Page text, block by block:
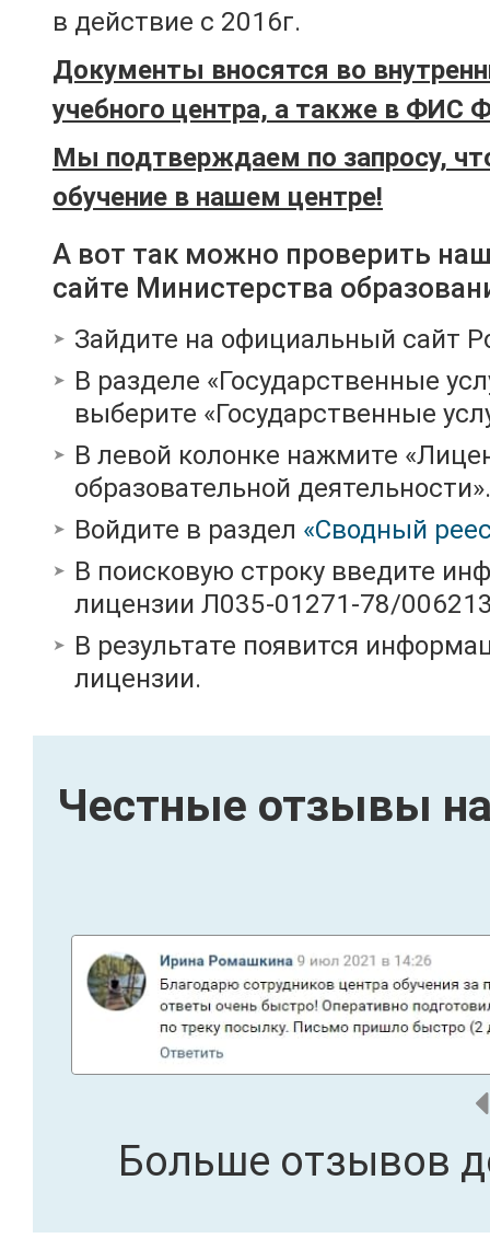
в действие с 2016г.
Документы вносятся во
учебного центра, а также в ФИС
Мы подтверждаем по запросу,
обучение в нашем центре!
А вот так можно проверить
сайте Министерства
Зайдите на официальный сайт
В разделе «Государственные
выберите «Государственные
В левой колонке нажмите
образовательной деятельности».
Войдите в раздел «Сводный
В поисковую строку введите
лицензии Л035-01271-78/
В результате появится
лицензии.
Честные отзывы
Больше отзывов